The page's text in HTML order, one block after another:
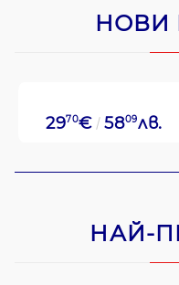
НОВИ
2970€ 5809лв.
НАЙ-